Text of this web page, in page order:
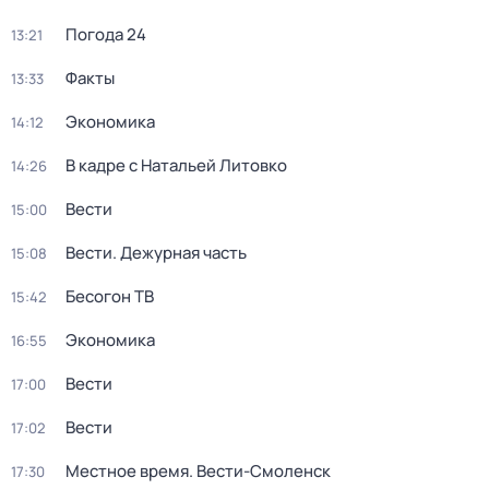
13:21 Погода 24
13:33 Факты
14:12 Экономика
14:26 В кадре с Натальей Литовко
15:00 Вести
15:08 Вести. Дежурная часть
15:42 Бесогон ТВ
16:55 Экономика
17:00 Вести
17:02 Вести
17:30 Местное время. Вести-Смоленск